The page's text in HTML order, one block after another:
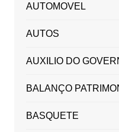
AUTOMOVEL
AUTOS
AUXILIO DO
BALANÇO
BASQUETE